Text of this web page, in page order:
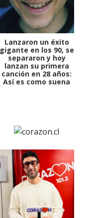
Lanzaron un éxito
gigante en los 90, se
separaron y hoy
lanzan su primera
canción en 28 años:
Así es como suena